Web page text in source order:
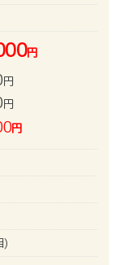
円
円
円
円
)